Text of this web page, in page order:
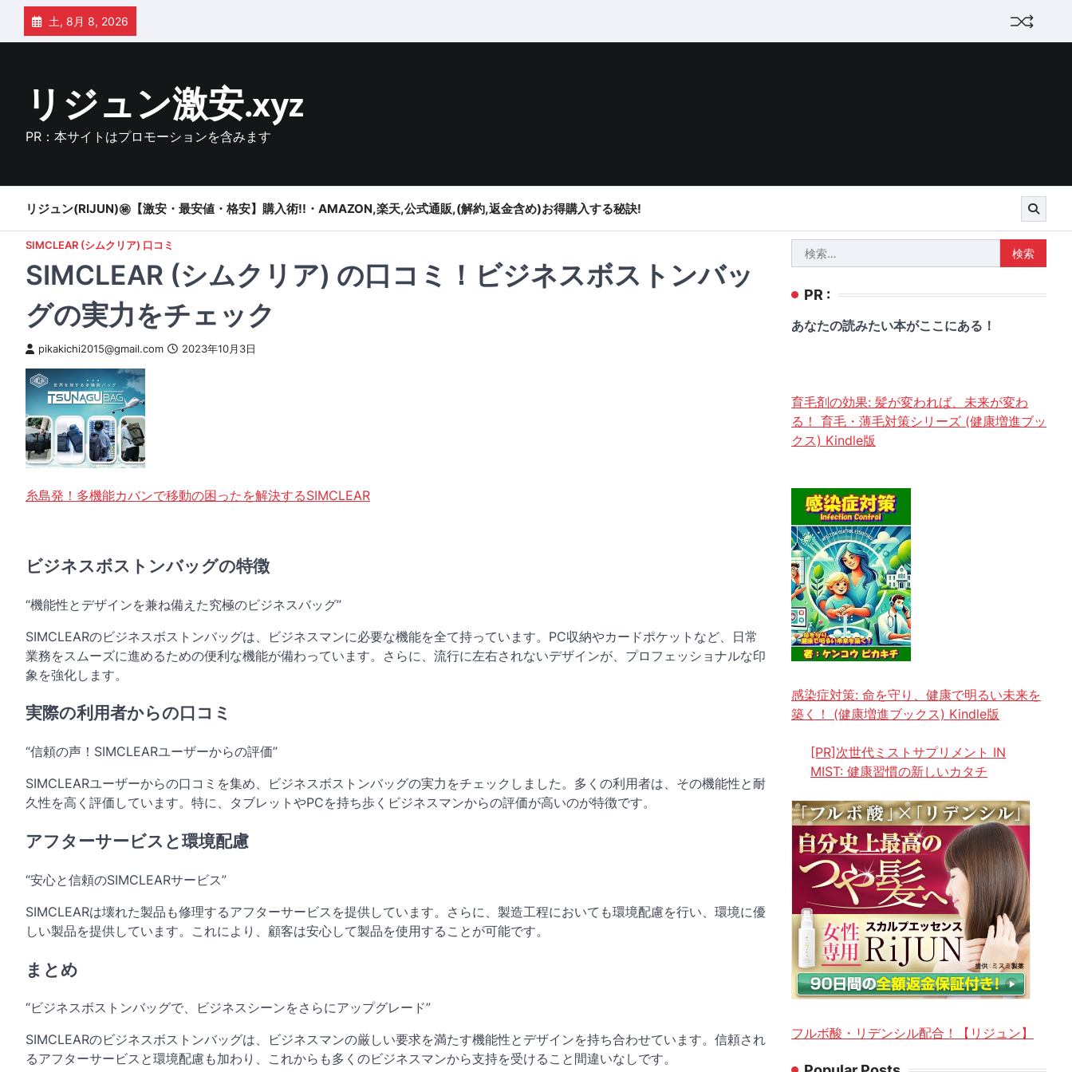
Skip
content
土, 8月 8, 2026
リジュン激安.xyz
PR：本サイトはプロモーションを含みます
リジュン(RIJUN)㊙【激安・最安値・格安】購入術!!・AMAZON,楽天,公式通販,(解約,返金含め)お得購入する秘訣!
SIMCLEAR (シムクリア) 口コミ
SIMCLEAR (シムクリア) の口コミ！ビジネスボストンバッ
グの実力をチェック
pikakichi2015@gmail.com 2023年10月3日
糸島発！多機能カバンで移動の困ったを解決するSIMCLEAR
ビジネスボストンバッグの特徴
“機能性とデザインを兼ね備えた究極のビジネスバッグ”
SIMCLEARのビジネスボストンバッグは、ビジネスマンに必要な機能を全て持っています。PC収納やカードポケットなど、日常
業務をスムーズに進めるための便利な機能が備わっています。さらに、流行に左右されないデザインが、プロフェッショナルな印
象を強化します。
実際の利用者からの口コミ
“信頼の声！SIMCLEARユーザーからの評価”
SIMCLEARユーザーからの口コミを集め、ビジネスボストンバッグの実力をチェックしました。多くの利用者は、その機能性と耐
久性を高く評価しています。特に、タブレットやPCを持ち歩くビジネスマンからの評価が高いのが特徴です。
アフターサービスと環境配慮
“安心と信頼のSIMCLEARサービス”
SIMCLEARは壊れた製品も修理するアフターサービスを提供しています。さらに、製造工程においても環境配慮を行い、環境に優
しい製品を提供しています。これにより、顧客は安心して製品を使用することが可能です。
まとめ
“ビジネスボストンバッグで、ビジネスシーンをさらにアップグレード”
SIMCLEARのビジネスボストンバッグは、ビジネスマンの厳しい要求を満たす機能性とデザインを持ち合わせています。信頼され
るアフターサービスと環境配慮も加わり、これからも多くのビジネスマンから支持を受けること間違いなしです。
索:
PR :
あなたの読みたい本がここにある！
育毛剤の効果: 髪が変われば、未来が変わ
る！ 育毛・薄毛対策シリーズ (健康増進ブッ
クス) Kindle版
感染症対策: 命を守り、健康で明るい未来を
築く！ (健康増進ブックス) Kindle版
[PR]次世代ミストサプリメント IN
MIST: 健康習慣の新しいカタチ
フルボ酸・リデンシル配合！【リジュン】